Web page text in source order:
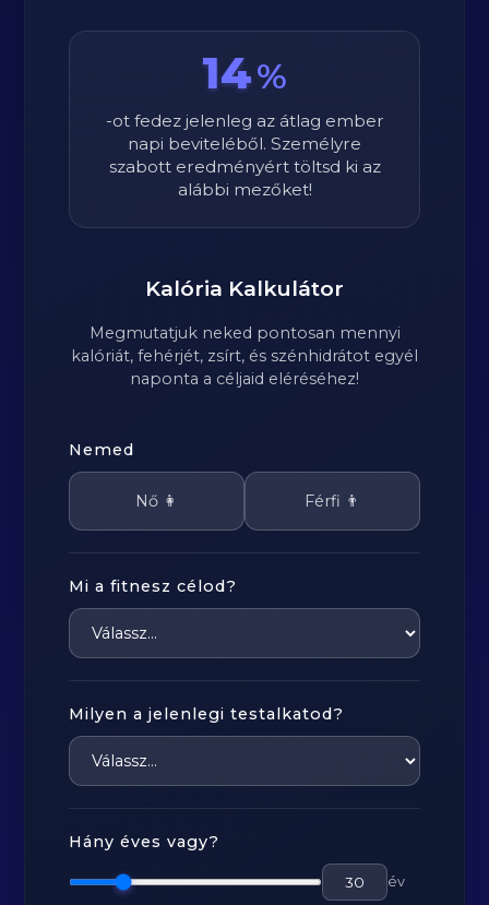
14%
-ot fedez jelenleg az átlag ember
napi beviteléből. Személyre
szabott eredményért töltsd ki az
alábbi mezőket!
Kalória Kalkulátor
Megmutatjuk neked pontosan mennyi
kalóriát, fehérjét, zsírt, és szénhidrátot egyél
naponta a céljaid eléréséhez!
Nemed
Nő 👩 Férfi 👨
Mi a fitnesz célod?
Milyen a jelenlegi testalkatod?
Hány éves vagy?
év